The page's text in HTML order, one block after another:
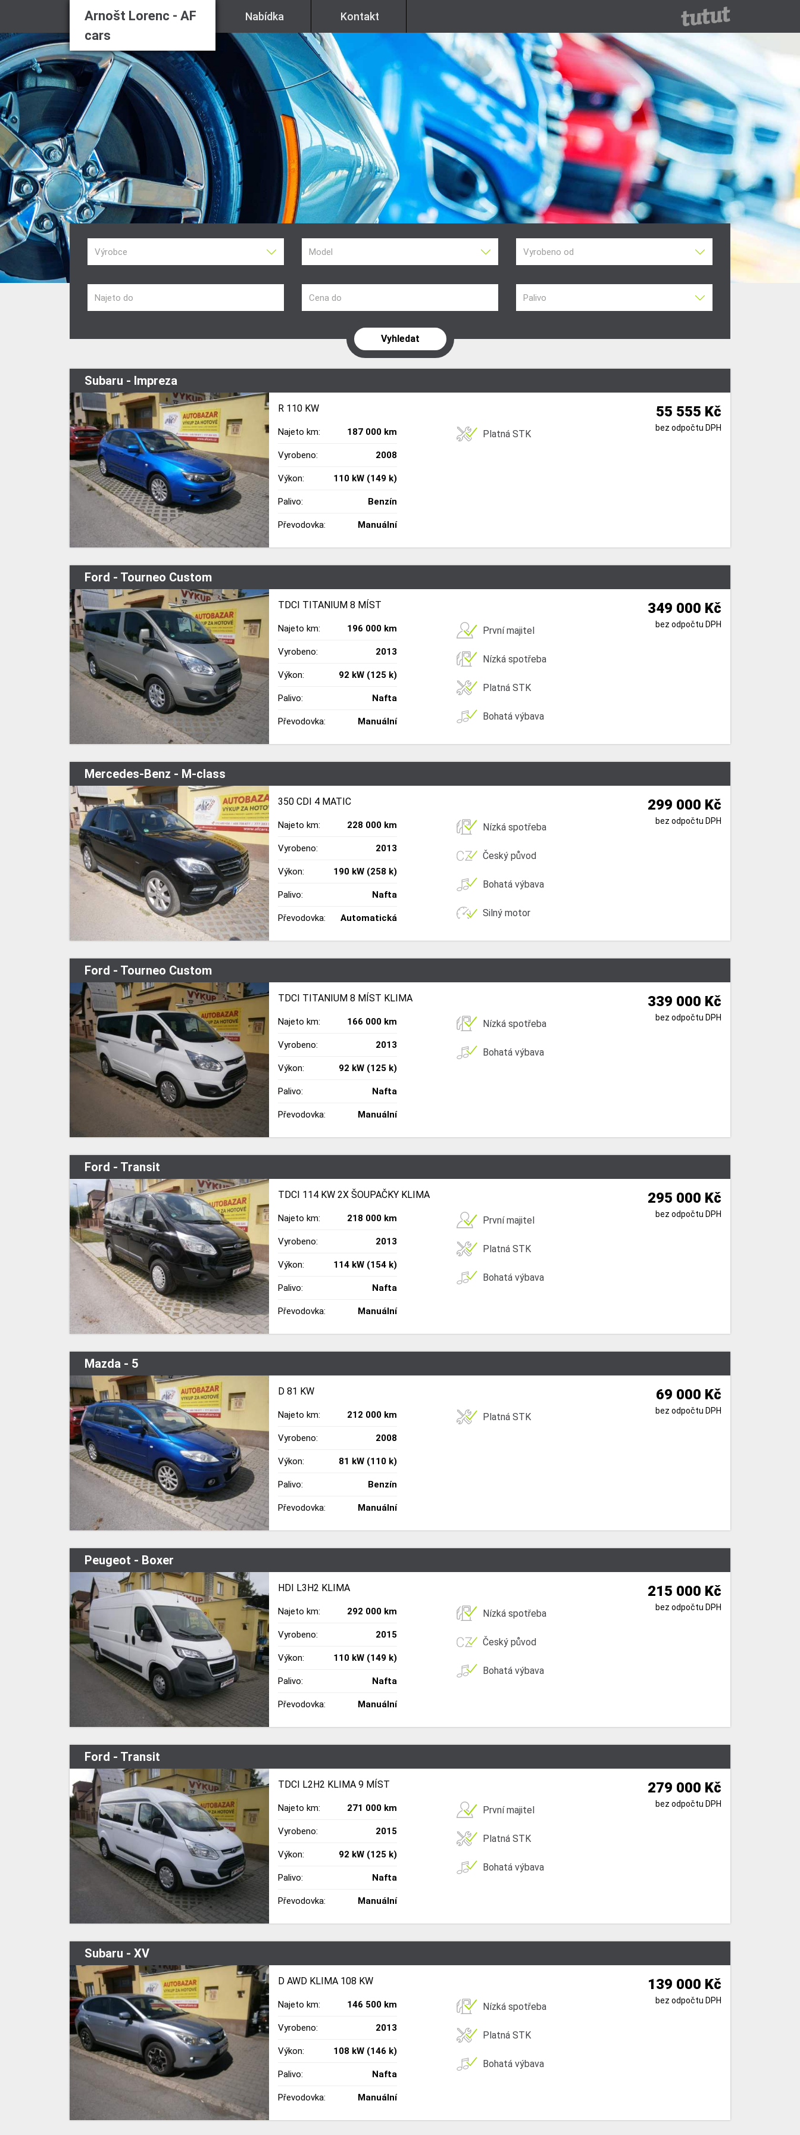
Arnošt Lorenc - AF
cars
Nabídka Kontakt
Výrobce Model Vyrobeno od
Najeto do Cena do Palivo
Subaru - Impreza
R 110 KW
Najeto km: 187 000 km
Vyrobeno: 2008
Výkon: 110 kW (149 k)
Palivo: Benzín
Převodovka: Manuální
Platná STK
55 555 Kč
bez odpočtu DPH
Ford - Tourneo Custom
TDCI TITANIUM 8 MÍST
Najeto km: 196 000 km
Vyrobeno: 2013
Výkon: 92 kW (125 k)
Palivo: Nafta
Převodovka: Manuální
První majitel
Nízká spotřeba
Platná STK
Bohatá výbava
349 000 Kč
bez odpočtu DPH
Mercedes-Benz - M-class
350 CDI 4 MATIC
Najeto km: 228 000 km
Vyrobeno: 2013
Výkon: 190 kW (258 k)
Palivo: Nafta
Převodovka: Automatická
Nízká spotřeba
Český původ
Bohatá výbava
Silný motor
299 000 Kč
bez odpočtu DPH
Ford - Tourneo Custom
TDCI TITANIUM 8 MÍST KLIMA
Najeto km: 166 000 km
Vyrobeno: 2013
Výkon: 92 kW (125 k)
Palivo: Nafta
Převodovka: Manuální
Nízká spotřeba
Bohatá výbava
339 000 Kč
bez odpočtu DPH
Ford - Transit
TDCI 114 KW 2X ŠOUPAČKY KLIMA
Najeto km: 218 000 km
Vyrobeno: 2013
Výkon: 114 kW (154 k)
Palivo: Nafta
Převodovka: Manuální
První majitel
Platná STK
Bohatá výbava
295 000 Kč
bez odpočtu DPH
Mazda - 5
D 81 KW
Najeto km: 212 000 km
Vyrobeno: 2008
Výkon: 81 kW (110 k)
Palivo: Benzín
Převodovka: Manuální
Platná STK
69 000 Kč
bez odpočtu DPH
Peugeot - Boxer
HDI L3H2 KLIMA
Najeto km: 292 000 km
Vyrobeno: 2015
Výkon: 110 kW (149 k)
Palivo: Nafta
Převodovka: Manuální
Nízká spotřeba
Český původ
Bohatá výbava
215 000 Kč
bez odpočtu DPH
Ford - Transit
TDCI L2H2 KLIMA 9 MÍST
Najeto km: 271 000 km
Vyrobeno: 2015
Výkon: 92 kW (125 k)
Palivo: Nafta
Převodovka: Manuální
První majitel
Platná STK
Bohatá výbava
279 000 Kč
bez odpočtu DPH
Subaru - XV
D AWD KLIMA 108 KW
Najeto km: 146 500 km
Vyrobeno: 2013
Výkon: 108 kW (146 k)
Palivo: Nafta
Převodovka: Manuální
Nízká spotřeba
Platná STK
Bohatá výbava
139 000 Kč
bez odpočtu DPH